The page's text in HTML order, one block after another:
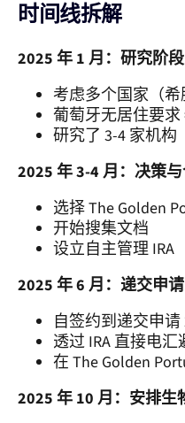
时间线拆解
2025 年 1 月：研究阶段
考虑多个国家（希
葡萄牙无居住要
研究了 3-4 家机构
2025 年 3-4 月：决策
选择 The Golden
开始搜集文档
设立自主管理 IRA
2025 年 6 月：递交申请
自签约到递交申请
透过 IRA 直接电
在 The Golden
2025 年 10 月：安排生